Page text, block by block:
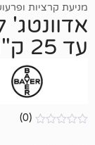
לכלב,בוס,